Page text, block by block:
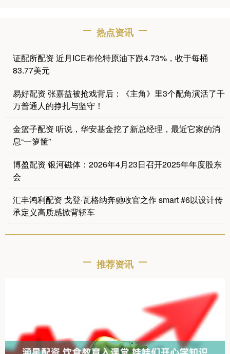
热点资讯
证配所配资 近月ICE布伦特原油下跌4.73%，收于每桶
83.77美元
易好配资 张嘉益被抢戏背后：《主角》里3个配角演活了千
万普通人的挣扎与坚守！
金篮子配资 听说，华安基金挖了新总经理，最近它家的消
息“一箩筐”
博盈配资 银河磁体：2026年4月23日召开2025年年度股东
会
汇丰鸿利配资 戈登·瓦格纳奔驰收官之作 smart #6以设计传
承定义高质感掀背轿车
推荐资讯